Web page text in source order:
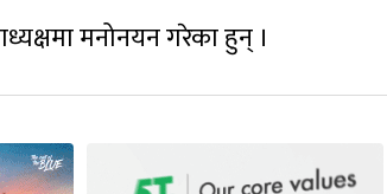
मनोनयन गरेका हुन् ।